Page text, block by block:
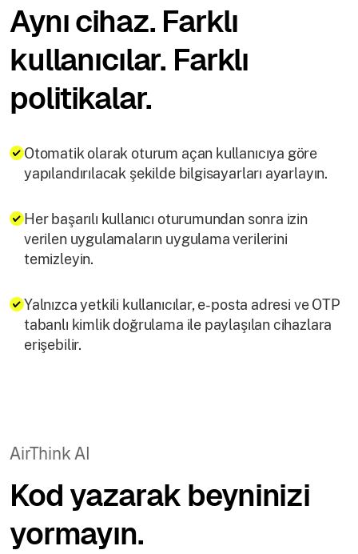
Aynı cihaz. Farklı
kullanıcılar. Farklı
politikalar.
Otomatik olarak oturum açan kullanıcıya göre
yapılandırılacak şekilde bilgisayarları ayarlayın.
Her başarılı kullanıcı oturumundan sonra izin
verilen uygulamaların uygulama verilerini
temizleyin.
Yalnızca yetkili kullanıcılar, e-posta adresi ve OTP
tabanlı kimlik doğrulama ile paylaşılan cihazlara
erişebilir.
AirThink AI
Kod yazarak beyninizi
yormayın.